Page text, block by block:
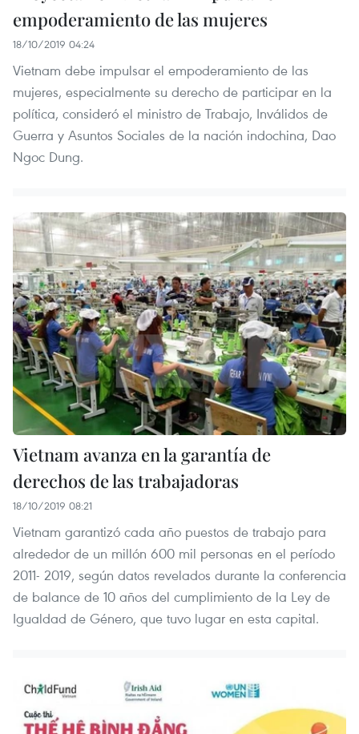
empoderamiento de las mujeres
18/10/2019 04:24
Vietnam debe impulsar el empoderamiento de las
mujeres, especialmente su derecho de participar en la
política, consideró el ministro de Trabajo, Inválidos de
Guerra y Asuntos Sociales de la nación indochina, Dao
Ngoc Dung.
Vietnam avanza en la garantía de
derechos de las trabajadoras
18/10/2019 08:21
Vietnam garantizó cada año puestos de trabajo para
alrededor de un millón 600 mil personas en el período
2011- 2019, según datos revelados durante la conferencia
de balance de 10 años del cumplimiento de la Ley de
Igualdad de Género, que tuvo lugar en esta capital.